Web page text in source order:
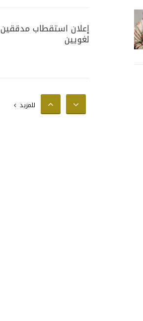
إعلان استقطاب مدققين
لغويين
إعلان استقطاب محللين
إحصائيين للمزيد